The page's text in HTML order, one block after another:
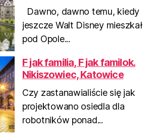
Dawno, dawno temu, kiedy
jeszcze Walt Disney mieszkał
pod Opole...
F jak familia, F jak familok.
Nikiszowiec, Katowice
Czy zastanawialiście się jak
projektowano osiedla dla
robotników ponad...